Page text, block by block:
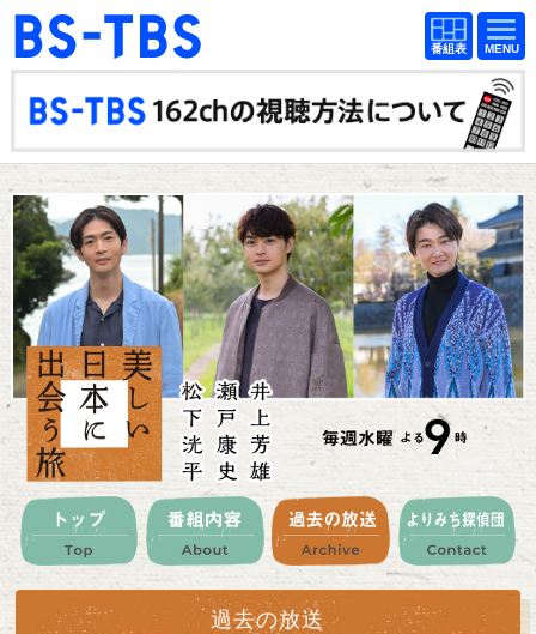
BS-TBS
番組
表
BS-TBS
番組
表
ドラマ 映画
紀行 報道
教養 スポーツ
音楽 エンタメ
アニメ ファンクラブ
検索
視聴方法 4K放送
イベント ショッピング
公式SNS プレゼント
ご意見・ご感想 会社情報
過去の放送